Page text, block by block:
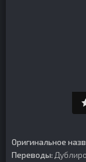
Оригинальное
Переводы: